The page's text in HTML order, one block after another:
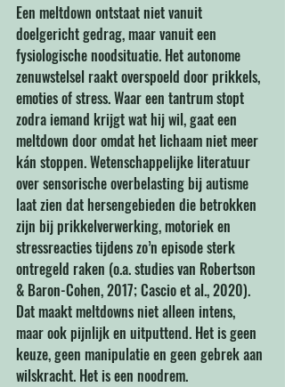
Een meltdown ontstaat niet vanuit
doelgericht gedrag, maar vanuit een
fysiologische noodsituatie. Het autonome
zenuwstelsel raakt overspoeld door prikkels,
emoties of stress. Waar een tantrum stopt
zodra iemand krijgt wat hij wil, gaat een
meltdown door omdat het lichaam niet meer
kán stoppen. Wetenschappelijke literatuur
over sensorische overbelasting bij autisme
laat zien dat hersengebieden die betrokken
zijn bij prikkelverwerking, motoriek en
stressreacties tijdens zo’n episode sterk
ontregeld raken (o.a. studies van Robertson
& Baron-Cohen, 2017; Cascio et al., 2020).
Dat maakt meltdowns niet alleen intens,
maar ook pijnlijk en uitputtend. Het is geen
keuze, geen manipulatie en geen gebrek aan
wilskracht. Het is een noodrem.